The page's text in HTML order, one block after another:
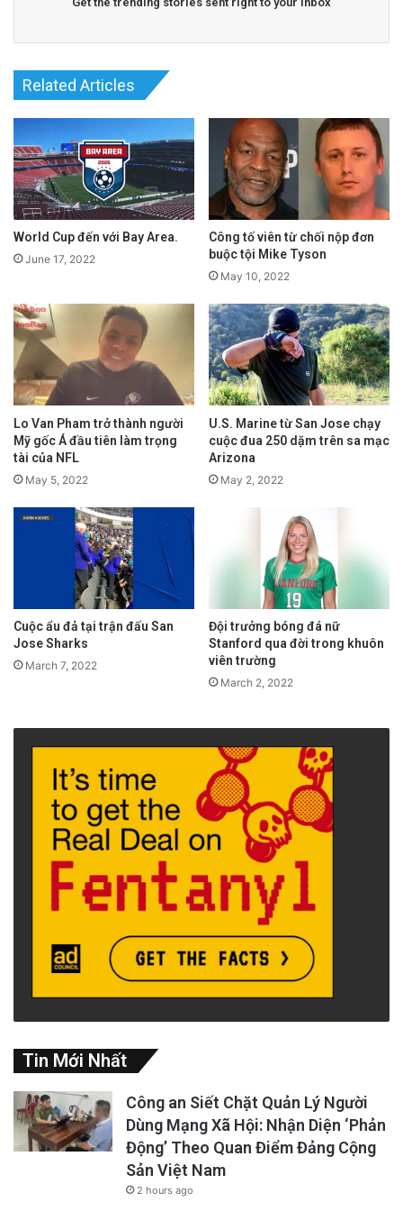
Năm 2017, Tsakiris trở lại Bay Area và gia
nhập Quakes Academy ngay sau đó.
Ba năm sau, Tsakiris được triệu tập vào trại
với đồng đội và người đồng hương Emi Ochoa.
Tsakiris hiện đang được TopDrawerSoccer xếp
hạng là cầu thủ số 2 ở khu vực Bắc California,
cũng như tiền vệ số 9 của quốc gia.
Đọc tin tiếng Anh tại đây.
Related Articles
World Cup đến với Bay Area.
June 17, 2022
Công tố viên từ chối nộp đơn
buộc tội Mike Tyson
May 10, 2022
Lo Van Pham trở thành người
Mỹ gốc Á đầu tiên làm trọng
tài của NFL
May 5, 2022
U.S. Marine từ San Jose chạy
cuộc đua 250 dặm trên sa mạc
Arizona
May 2, 2022
Cuộc ẩu đả tại trận đấu San
Jose Sharks
March 7, 2022
Đội trưởng bóng đá nữ
Stanford qua đời trong khuôn
viên trường
March 2, 2022
Tin Mới Nhất
Công an Siết Chặt Quản Lý Người
Dùng Mạng Xã Hội: Nhận Diện ‘Phản
Động’ Theo Quan Điểm Đảng Cộng
Sản Việt Nam
2 hours ago